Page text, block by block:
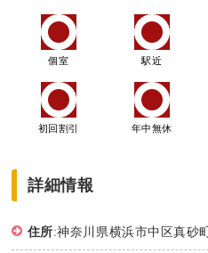
個室 駅近
初回割引 年中無休
詳細情報
住所:神奈川県横浜市中区真砂